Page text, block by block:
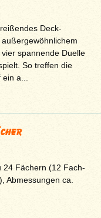
Deck-
spannende Duelle
So treffen die
a...
24 Fächern (12 Fach-
Abmessungen ca.